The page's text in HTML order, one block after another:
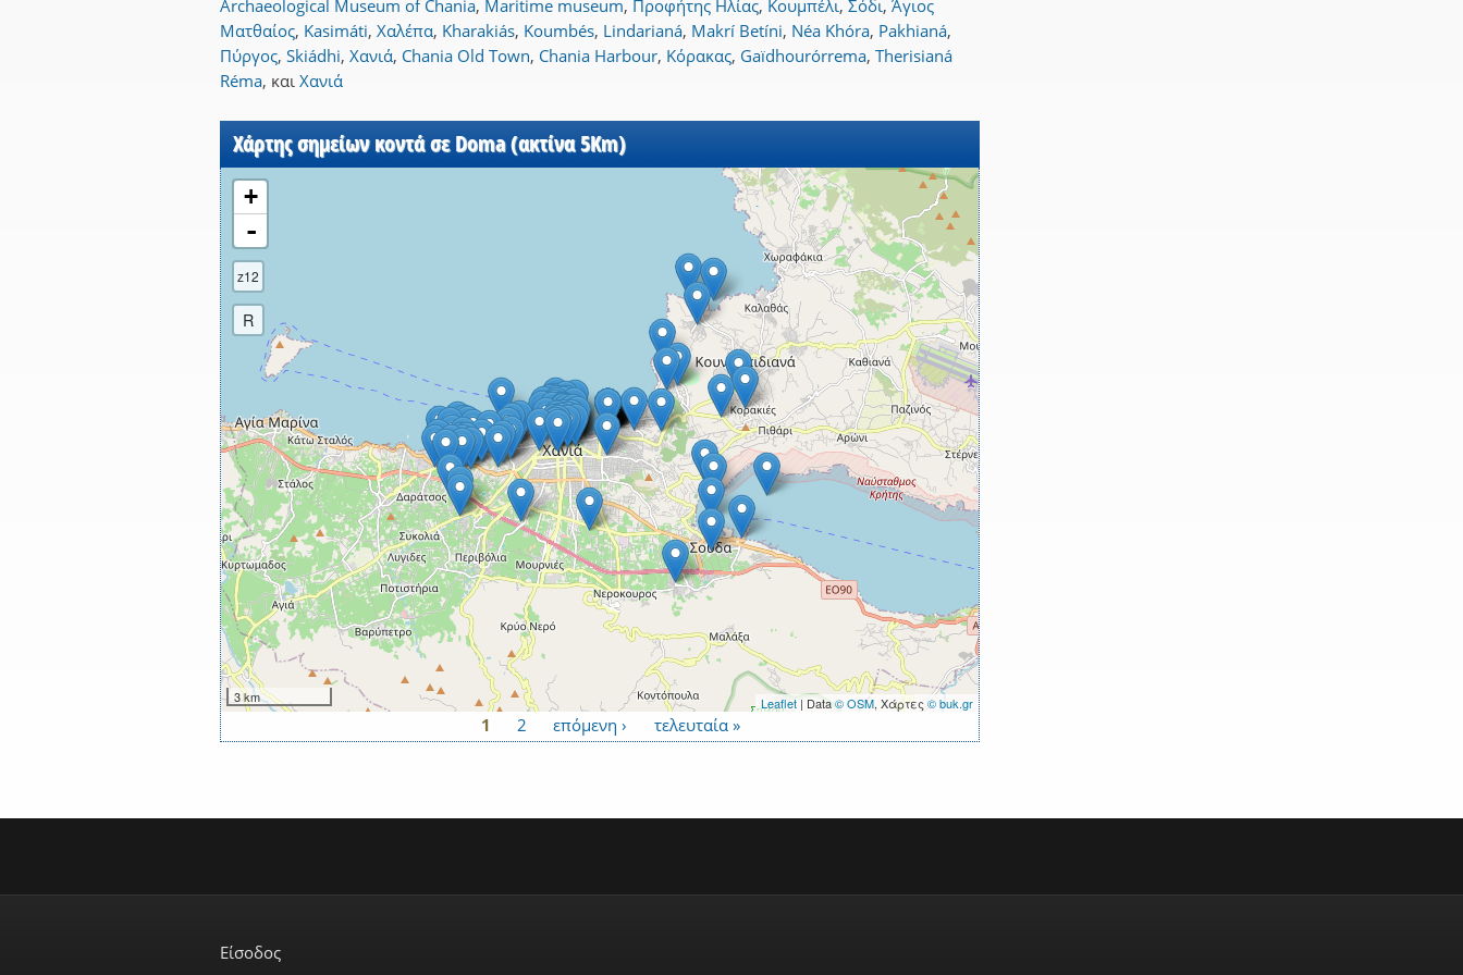
Archaeological Museum of Chania, Maritime museum, Προφήτης Ηλίας, Κουμπέλι, Σόδι, Άγιος
Ματθαίος, Kasimáti, Χαλέπα, Kharakiás, Koumbés, Lindarianá, Makrí Betíni, Néa Khóra, Pakhianá,
Πύργος, Skiádhi, Χανιά, Chania Old Town, Chania Harbour, Κόρακας, Gaïdhourórrema, Therisianá
Réma, και Χανιά
Χάρτης σημείων κοντά σε Doma (ακτίνα 5Km)
+
-
z12
R
3 km Leaflet| Data© OSM, Χάρτες © buk.gr
Σελίδες
1 2 επόμενη › τελευταία »
Είσοδος